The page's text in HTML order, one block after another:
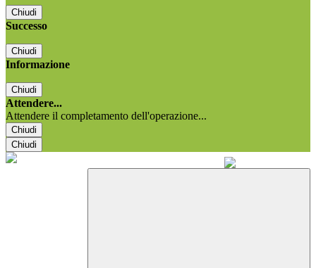
Chiudi
Successo
Chiudi
Informazione
Chiudi
Attendere...
Attendere il completamento dell'operazione...
Chiudi
Chiudi